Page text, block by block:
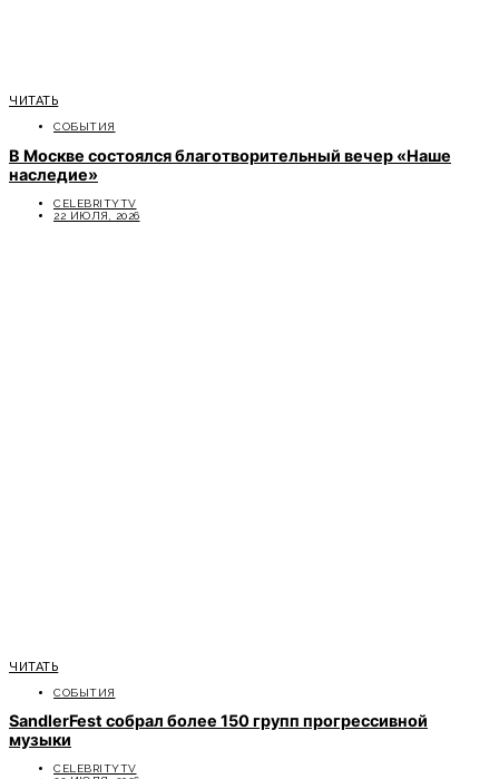
ЧИТАТЬ
СОБЫТИЯ
В Москве состоялся благотворительный вечер «Наше
наследие»
CELEBRITYTV
22 ИЮЛЯ, 2026
ЧИТАТЬ
СОБЫТИЯ
SandlerFest собрал более 150 групп прогрессивной
музыки
CELEBRITYTV